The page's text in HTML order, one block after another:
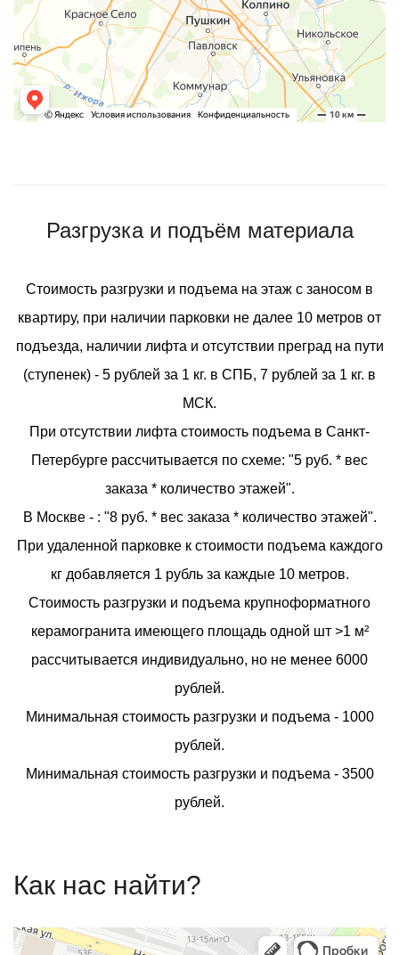
Разгрузка и подъём материала
Стоимость разгрузки и подъема на этаж с заносом в
квартиру, при наличии парковки не далее 10 метров от
подъезда, наличии лифта и отсутствии преград на пути
(ступенек) - 5 рублей за 1 кг. в СПБ, 7 рублей за 1 кг. в
МСК.
При отсутствии лифта стоимость подъема в Санкт-
Петербурге рассчитывается по схеме: "5 руб. * вес
заказа * количество этажей".
В Москве - : "8 руб. * вес заказа * количество этажей".
При удаленной парковке к стоимости подъема каждого
кг добавляется 1 рубль за каждые 10 метров.
Стоимость разгрузки и подъема крупноформатного
керамогранита имеющего площадь одной шт >1 м²
рассчитывается индивидуально, но не менее 6000
рублей.
Минимальная стоимость разгрузки и подъема - 1000
рублей.
Минимальная стоимость разгрузки и подъема - 3500
рублей.
Как нас найти?